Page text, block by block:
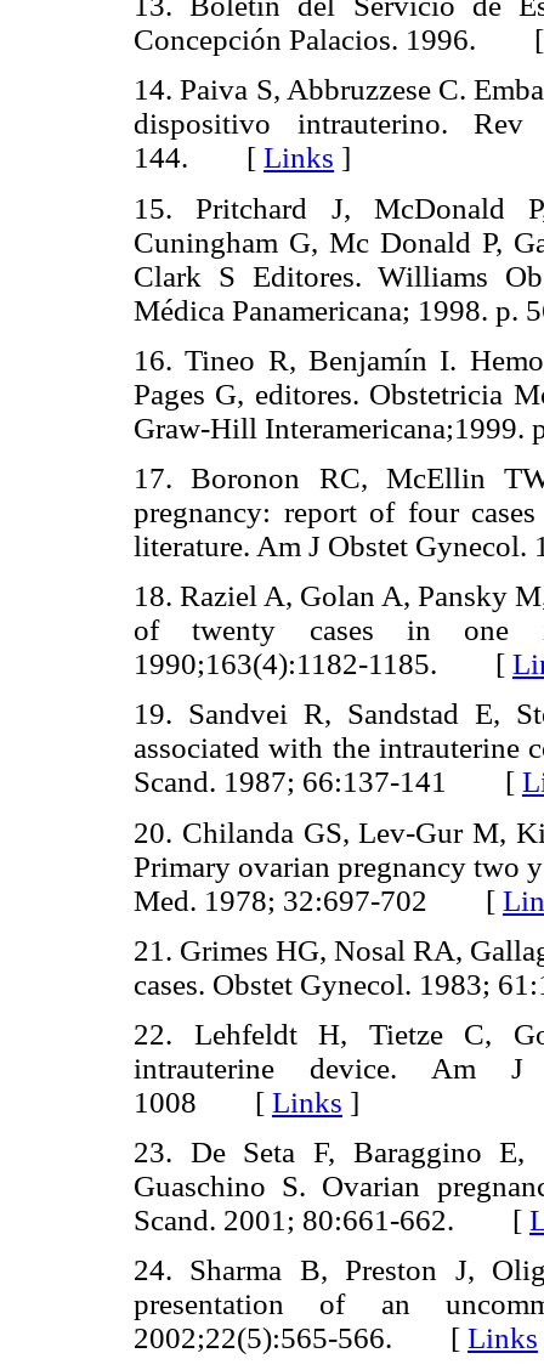
Concepción Palacios. 1996.
14. Paiva S, Abbruzzese C.
dispositivo intrauterino. Rev
144. [ Links ]
15. Pritchard J, McDonald
Cuningham G, Mc Donald P,
Clark S Editores. Williams
Médica Panamericana; 1998.
16. Tineo R, Benjamín I.
Pages G, editores. Obstetricia
Graw-Hill
17. Boronon RC, McEllin
pregnancy: report of four
literature. Am J Obstet
18. Raziel A, Golan A, Pansky
of twenty cases in one
1990;163(4):1182-1185. [
19. Sandvei R, Sandstad E,
associated with the intrauterine
Scand. 1987; 66:137-141 [
20. Chilanda GS, Lev-Gur M,
Primary ovarian pregnancy two
Med. 1978; 32:697-702 [
21. Grimes HG, Nosal RA,
cases. Obstet Gynecol.
22. Lehfeldt H, Tietze C,
intrauterine device. Am J
1008 [ Links ]
23. De Seta F, Baraggino E,
Guaschino S. Ovarian
Scand. 2001; 80:661-662. [
24. Sharma B, Preston J,
presentation of an
2002;22(5):565-566. [ Links